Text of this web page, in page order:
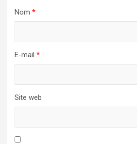
Nom *
E-mail *
Site web